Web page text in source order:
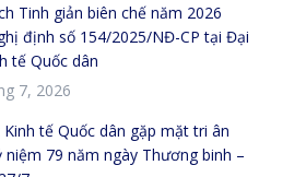
Tinh giản biên chế năm 2026
định số 154/2025/NĐ-CP tại Đại
tế Quốc dân
7, 2026
tế Quốc dân gặp mặt tri ân
niệm 79 năm ngày Thương binh –